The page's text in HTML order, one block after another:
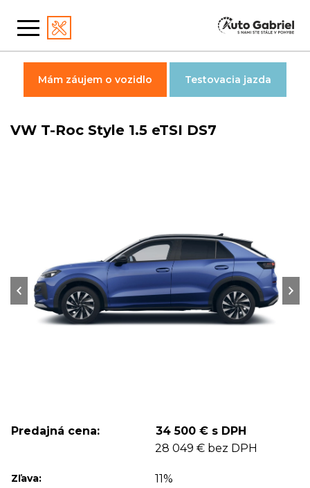
VW T-Roc Style 1.5 eTSI DS7
Mám záujem o vozidlo Testovacia jazda
Predajná cena:
34 500 € s DPH
28 049 € bez DPH
Zľava: 11%